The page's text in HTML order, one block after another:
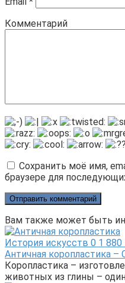
Комментарий
Сохранить моё имя,
браузере для
Вам также может быть
История искусств 0 1
Античная коропластика
Коропластика –
животных из глины –